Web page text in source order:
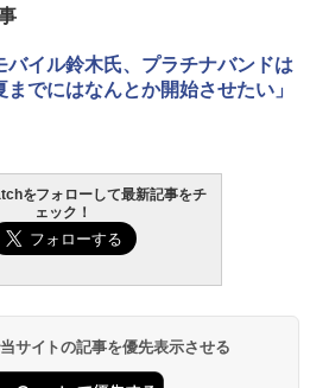
バイル鈴木氏、プラチナバンドは
までにはなんとか開始させたい」
をフォローして最新記事をチ
ェック！
サイトの記事を優先表示させる